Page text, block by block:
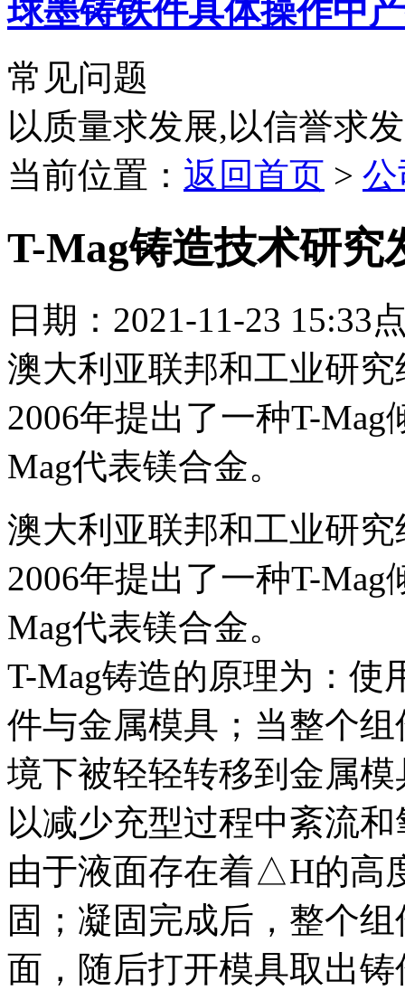
球墨铸铁件具体操作中
常见问题
以质量求发展,以信誉求
当前位置： 返回首页 >
T-Mag铸造技术研究
日期：2021-11-23 15:33
澳大利亚联邦和工业研究
2006年提出了一种T-
Mag代表镁合金。
澳大利亚联邦和工业研究
2006年提出了一种T-
Mag代表镁合金。
T-Mag铸造的原理为：使
件与金属模具；当整个
境下被轻轻转移到金属
以减少充型过程中紊流
由于液面存在着△H的高
固；凝固完成后，整个
面，随后打开模具取出铸